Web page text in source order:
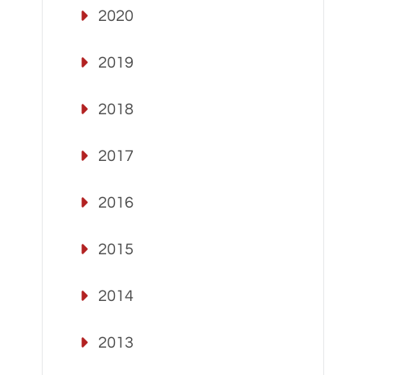
2020
2019
2018
2017
2016
2015
2014
2013